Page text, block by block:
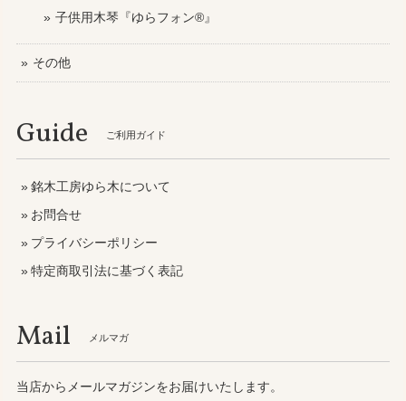
子供用木琴『ゆらフォン®』
その他
Guide ご利用ガイド
銘木工房ゆら木について
お問合せ
プライバシーポリシー
特定商取引法に基づく表記
Mail メルマガ
当店からメールマガジンをお届けいたします。